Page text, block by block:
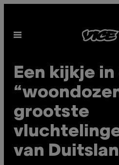
de Open
Een kijkje in
grootste
van